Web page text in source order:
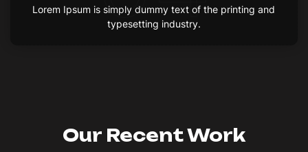
Lorem Ipsum is simply dummy text of the printing and
typesetting industry.
Our Recent Work